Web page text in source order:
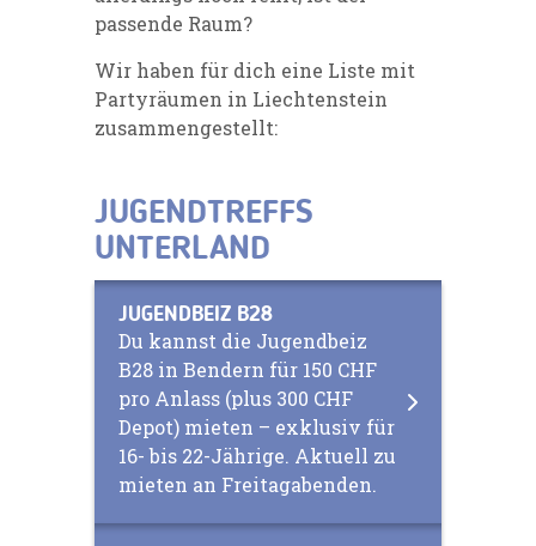
passende Raum?
Wir haben für dich eine Liste mit
Partyräumen in Liechtenstein
zusammengestellt:
JUGENDTREFFS
UNTERLAND
JUGENDBEIZ B28
Du kannst die Jugendbeiz
B28 in Bendern für 150 CHF
pro Anlass (plus 300 CHF
Depot) mieten – exklusiv für
16- bis 22-Jährige. Aktuell zu
mieten an Freitagabenden.